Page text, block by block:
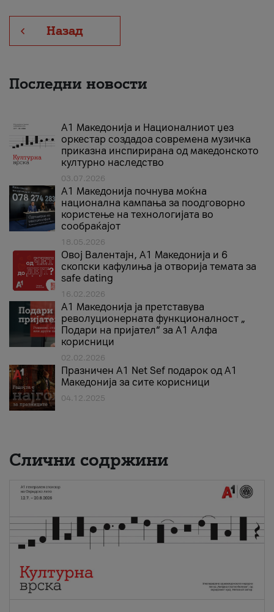
Назад
Последни новости
А1 Македонија и Националниот џез
оркестар создадоа современа музичка
приказна инспирирана од македонското
културно наследство
03.07.2026
A1 Македонија почнува моќна
национална кампања за поодговорно
користење на технологијата во
сообраќајот
18.05.2026
Овој Валентајн, A1 Македонија и 6
скопски кафулиња ја отворија темата за
safe dating
16.02.2026
А1 Македонија ја претставува
револуционерната функционалност „
Подари на пријател“ за А1 Алфа
корисници
02.02.2026
Празничен A1 Net Sеf подарок од А1
Македонија за сите корисници
04.12.2025
Слични содржини